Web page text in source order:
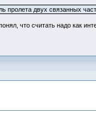
пролета двух связанных
что считать надо как